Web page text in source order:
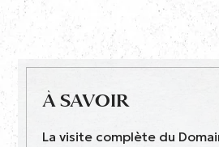
À SAVOIR
La visite complète du